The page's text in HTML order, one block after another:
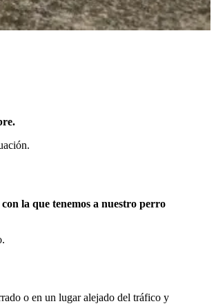
la que tenemos a nuestro perro
o en un lugar alejado del tráfico y